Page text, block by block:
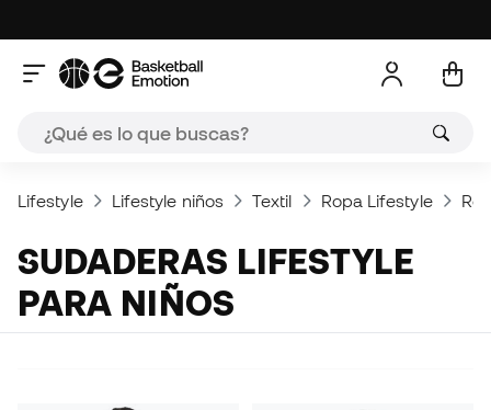
Lifestyle Lifestyle niños Textil Ropa Lifestyle
SUDADERAS LIFESTYLE
PARA NIÑOS